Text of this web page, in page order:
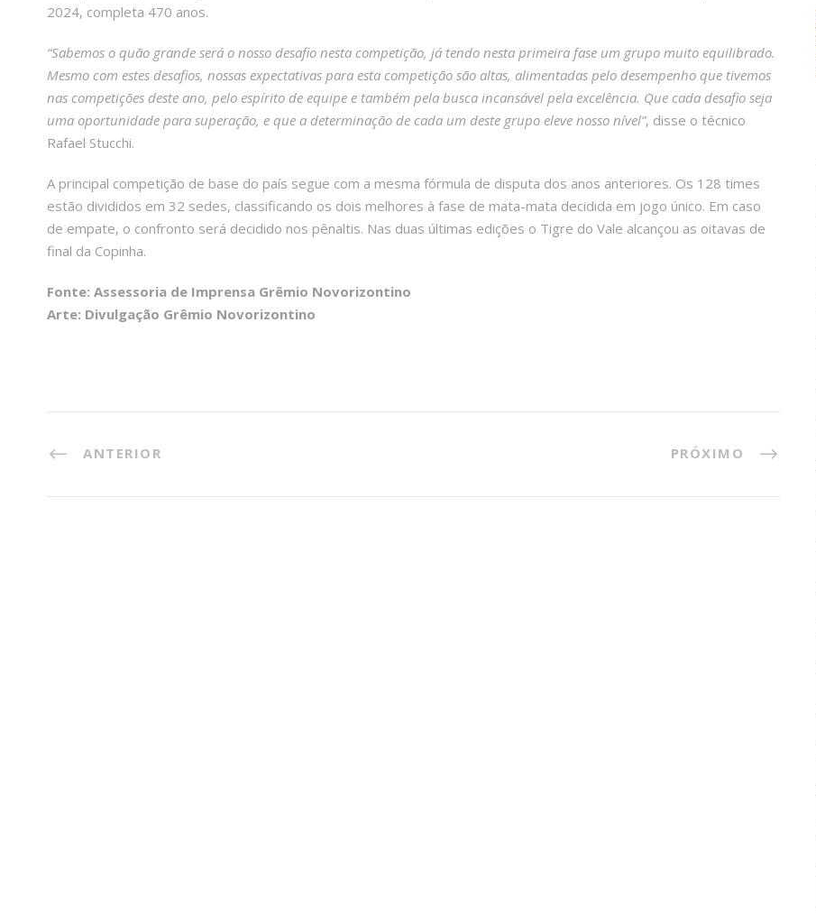
2024, completa 470 anos.
“Sabemos o quão grande será o nosso desafio nesta competição, já tendo nesta primeira fase um grupo muito equilibrado.
Mesmo com estes desafios, nossas expectativas para esta competição são altas, alimentadas pelo desempenho que tivemos
nas competições deste ano, pelo espírito de equipe e também pela busca incansável pela excelência. Que cada desafio seja
uma oportunidade para superação, e que a determinação de cada um deste grupo eleve nosso nível”, disse o técnico
Rafael Stucchi.
A principal competição de base do país segue com a mesma fórmula de disputa dos anos anteriores. Os 128 times
estão divididos em 32 sedes, classificando os dois melhores à fase de mata-mata decidida em jogo único. Em caso
de empate, o confronto será decidido nos pênaltis. Nas duas últimas edições o Tigre do Vale alcançou as oitavas de
final da Copinha.
Fonte: Assessoria de Imprensa Grêmio Novorizontino
Arte: Divulgação Grêmio Novorizontino
ANTERIOR PRÓXIMO